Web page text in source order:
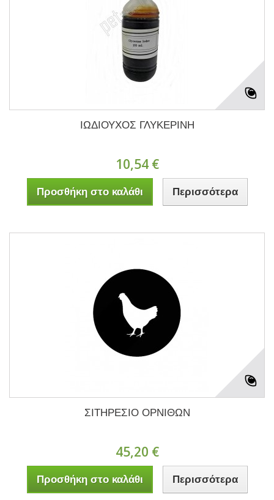
ΙΩΔΙΟΥΧΟΣ ΓΛΥΚΕΡΙΝΗ
10,54 €
Προσθήκη στο καλάθι Περισσότερα
ΣΙΤΗΡΕΣΙΟ ΟΡΝΙΘΩΝ
45,20 €
Προσθήκη στο καλάθι Περισσότερα